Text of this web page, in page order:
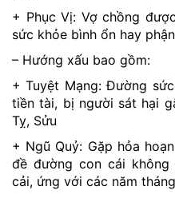
+ Phục Vị: Vợ chồng
sức khỏe bình ổn hay
– Hướng xấu bao gồm:
+ Tuyệt Mạng: Đường
tiền tài, bị người sát hại
Tỵ, Sửu
+ Ngũ Quỷ: Gặp hỏa
đề đường con cái không
cải, ứng với các năm